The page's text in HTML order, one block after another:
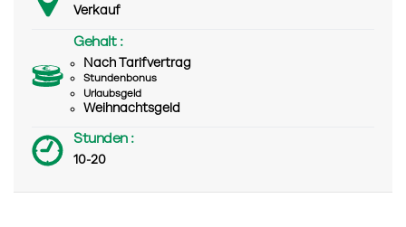
Verkauf
Gehalt :
Nach Tarifvertrag
Stundenbonus
Urlaubsgeld
Weihnachtsgeld
Stunden :
10-20